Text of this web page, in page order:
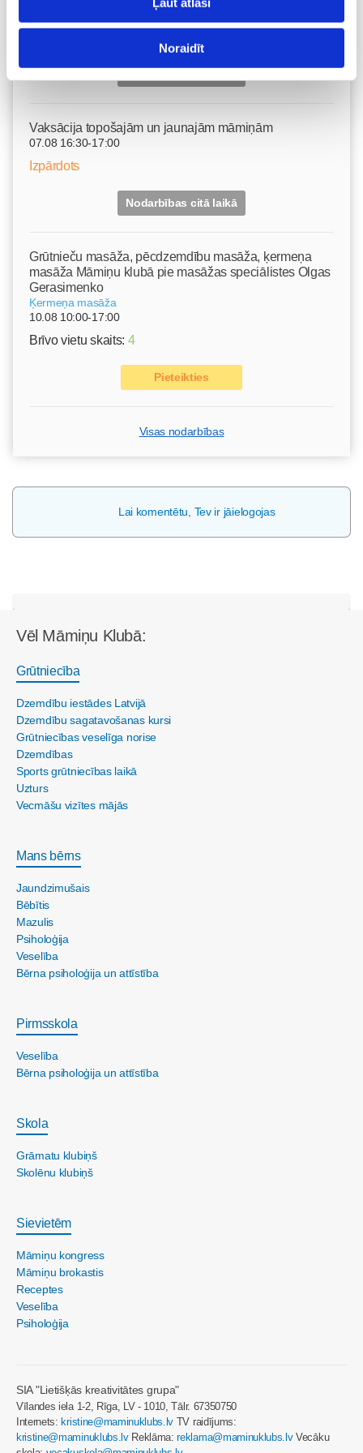
Noraidīt
Vaksācija topošajām un jaunajām māmiņām
07.08 16:30-17:00
Izpārdots
Nodarbības citā laikā
Grūtnieču masāža, pēcdzemdību masāža, ķermeņa
masāža Māmiņu klubā pie masāžas speciālistes Olgas
Gerasimenko
Ķermeņa masāža
10.08 10:00-17:00
Brīvo vietu skaits: 4
Pieteikties
Visas nodarbības
Lai komentētu, Tev ir jāielogojas
Vēl Māmiņu Klubā:
Grūtniecība
Dzemdību iestādes Latvijā
Dzemdību sagatavošanas kursi
Grūtniecības veselīga norise
Dzemdības
Sports grūtniecības laikā
Uzturs
Vecmāšu vizītes mājās
Mans bērns
Jaundzimušais
Bēbītis
Mazulis
Psiholoģija
Veselība
Bērna psiholoģija un attīstība
Pirmsskola
Veselība
Bērna psiholoģija un attīstība
Skola
Grāmatu klubiņš
Skolēnu klubiņš
Sievietēm
Māmiņu kongress
Māmiņu brokastis
Receptes
Veselība
Psiholoģija
SIA "Lietišķās kreativitātes grupa"
Vīlandes iela 1-2, Rīga, LV - 1010, Tālr. 67350750
Internets: kristine@maminuklubs.lv TV raidījums:
kristine@maminuklubs.lvReklāma:reklama@maminuklubs.lvVecāku